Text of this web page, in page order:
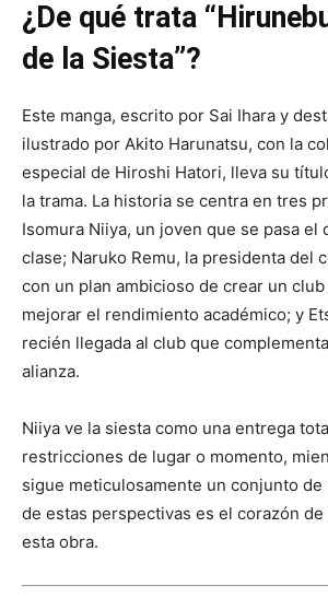
¿De qué trata
de la Siesta”?
Este manga, escrito por Sai Ihara y
ilustrado por Akito Harunatsu, con la
especial de Hiroshi Hatori, lleva su
la trama. La historia se centra en tres
Isomura Niiya, un joven que se pasa el
clase; Naruko Remu, la presidenta del
con un plan ambicioso de crear un
mejorar el rendimiento académico; y
recién llegada al club que
alianza.
Niiya ve la siesta como una entrega
restricciones de lugar o momento,
sigue meticulosamente un conjunto de
de estas perspectivas es el corazón de
esta obra.